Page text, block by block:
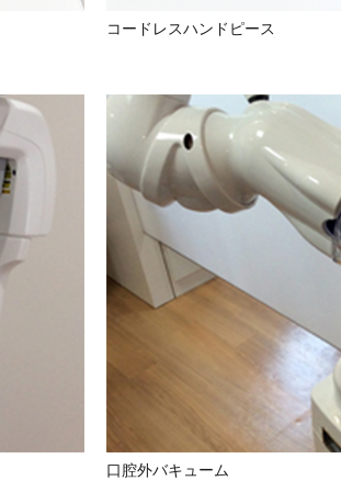
コードレスハンドピース
口腔外バキューム